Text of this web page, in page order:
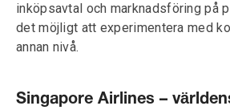
inköpsavtal och marknadsföring på
det möjligt att experimentera med
annan nivå.
Singapore Airlines –